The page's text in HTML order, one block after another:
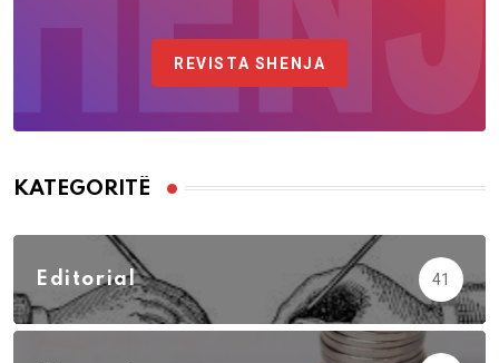
REVISTA SHENJA
KATEGORITË
Editorial 41